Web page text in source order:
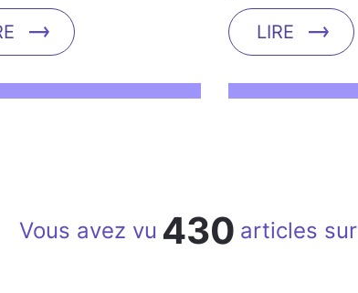
LIRE
Vous avez vu 430 articles sur